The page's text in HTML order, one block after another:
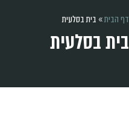
הבית»בית בסלעית
בסלעית